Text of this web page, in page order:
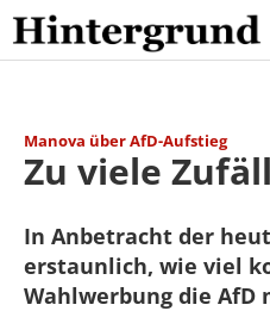
Skip
to
content
Manova über AfD-Aufstieg
Zu viele
In Anbetracht der
erstaunlich, wie viel
Wahlwerbung die